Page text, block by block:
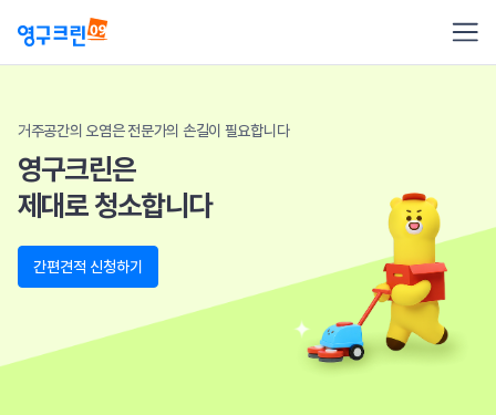
거주공간의 오염은 전문가의 손길이 필요합니다
영구크린은
제대로 청소합니다
간편견적 신청하기